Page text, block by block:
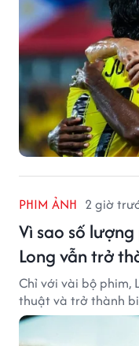
PHIM ẢNH 2 giờ
Vì sao số
Long vẫn trở
Chỉ với vài bộ phim,
thuật và trở thành